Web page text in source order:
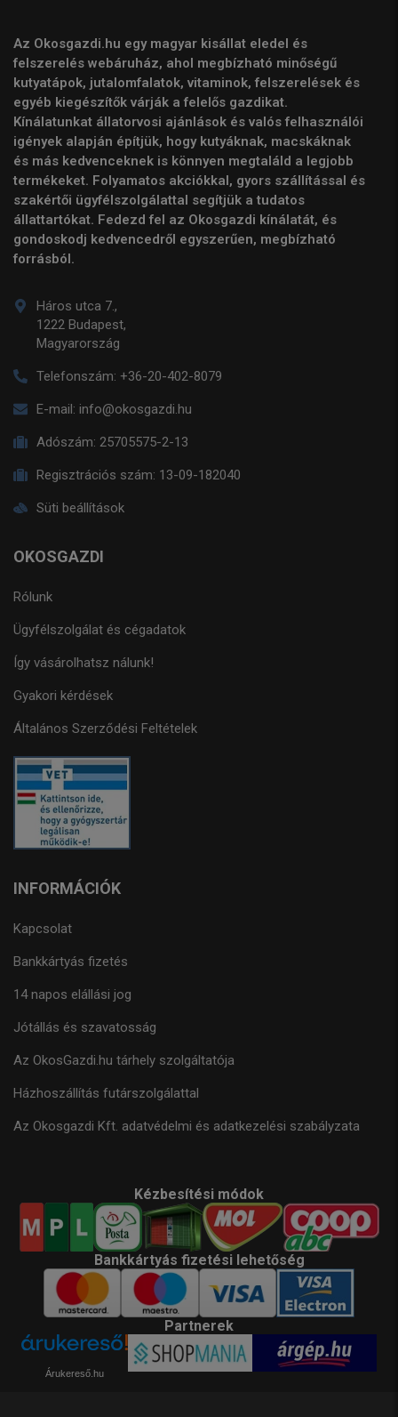
Az Okosgazdi.hu egy magyar kisállat eledel és
felszerelés webáruház, ahol megbízható minőségű
kutyatápok, jutalomfalatok, vitaminok, felszerelések és
egyéb kiegészítők várják a felelős gazdikat.
Kínálatunkat állatorvosi ajánlások és valós felhasználói
igények alapján építjük, hogy kutyáknak, macskáknak
és más kedvenceknek is könnyen megtaláld a legjobb
termékeket. Folyamatos akciókkal, gyors szállítással és
szakértői ügyfélszolgálattal segítjük a tudatos
állattartókat. Fedezd fel az Okosgazdi kínálatát, és
gondoskodj kedvencedről egyszerűen, megbízható
forrásból.
Háros utca 7.,
1222 Budapest,
Magyarország
Telefonszám: +36-20-402-8079
E-mail: info@okosgazdi.hu
Adószám: 25705575-2-13
Regisztrációs szám: 13-09-182040
Süti beállítások
OKOSGAZDI
Rólunk
Ügyfélszolgálat és cégadatok
Így vásárolhatsz nálunk!
Gyakori kérdések
Általános Szerződési Feltételek
INFORMÁCIÓK
Kapcsolat
Bankkártyás fizetés
14 napos elállási jog
Jótállás és szavatosság
Az OkosGazdi.hu tárhely szolgáltatója
Házhoszállítás futárszolgálattal
Az Okosgazdi Kft. adatvédelmi és adatkezelési szabályzata
Kézbesítési módok
Bankkártyás fizetési lehetőség
Partnerek
Árukereső.hu